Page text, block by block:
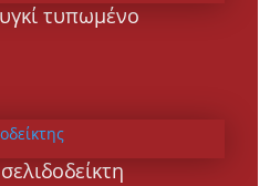
τυπωμένο